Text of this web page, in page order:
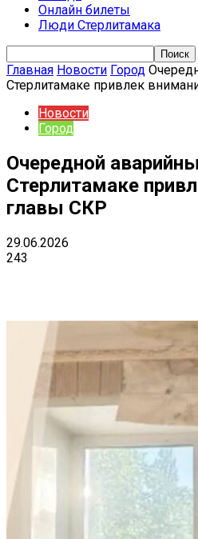
Онлайн билеты
Люди Стерлитамака
Главная Новости Город
Стерлитамаке привлек
Новости
Город
Очередной
Стерлитамаке
главы СКР
29.06.2026
243